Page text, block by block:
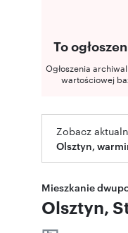
To
Ogłoszenia
wartościowej
Zobacz
Olsztyn,
Mieszkanie
Olsztyn,